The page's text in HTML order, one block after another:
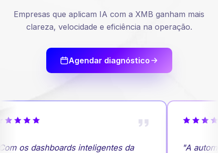
Empresas que aplicam IA com a XMB ganham mais
clareza, velocidade e eficiência na operação.
Agendar diagnóstico
os dashboards inteligentes da
"A